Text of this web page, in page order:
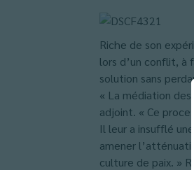
Riche de son
lors d’un conflit, à
solution sans
« La médiation
adjoint. « Ce
Il leur a insufflé
amener
culture de paix. »